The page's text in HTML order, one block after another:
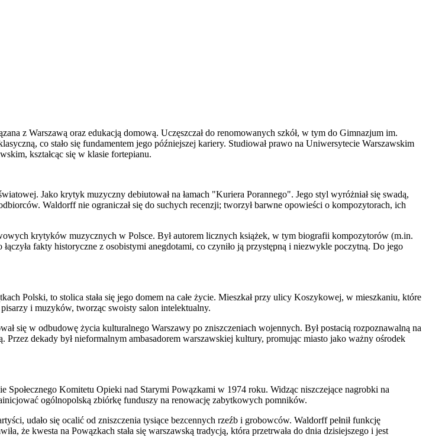
z Warszawą oraz edukacją domową. Uczęszczał do renomowanych szkół, w tym do Gimnazjum im.
co stało się fundamentem jego późniejszej kariery. Studiował prawo na Uniwersytecie Warszawskim
kształcąc się w klasie fortepianu.
Jako krytyk muzyczny debiutował na łamach "Kuriera Porannego". Jego styl wyróżniał się swadą,
Waldorff nie ograniczał się do suchych recenzji; tworzył barwne opowieści o kompozytorach, ich
krytyków muzycznych w Polsce. Był autorem licznych książek, w tym biografii kompozytorów (m.in.
fakty historyczne z osobistymi anegdotami, co czyniło ją przystępną i niezwykle poczytną. Do jego
Polski, to stolica stała się jego domem na całe życie. Mieszkał przy ulicy Koszykowej, w mieszkaniu, które
i muzyków, tworząc swoisty salon intelektualny.
się w odbudowę życia kulturalnego Warszawy po zniszczeniach wojennych. Był postacią rozpoznawalną na
dekady był nieformalnym ambasadorem warszawskiej kultury, promując miasto jako ważny ośrodek
Społecznego Komitetu Opieki nad Starymi Powązkami w 1974 roku. Widząc niszczejące nagrobki na
ogólnopolską zbiórkę funduszy na renowację zabytkowych pomników.
udało się ocalić od zniszczenia tysiące bezcennych rzeźb i grobowców. Waldorff pełnił funkcję
że kwesta na Powązkach stała się warszawską tradycją, która przetrwała do dnia dzisiejszego i jest